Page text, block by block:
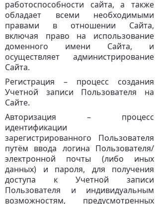
работоспособности сайта, а также
обладает всеми необходимыми
правами в отношении Сайта,
включая право на использование
доменного имени Сайта, и
осуществляет администрирование
Сайта.
Регистрация – процесс создания
Учетной записи Пользователя на
Сайте.
Авторизация – процесс
идентификации
зарегистрированного Пользователя
путём ввода логина Пользователя/
электронной почты (либо иных
данных) и пароля, для получения
доступа к Учетной записи
Пользователя и индивидуальным
возможностям, предусмотренных